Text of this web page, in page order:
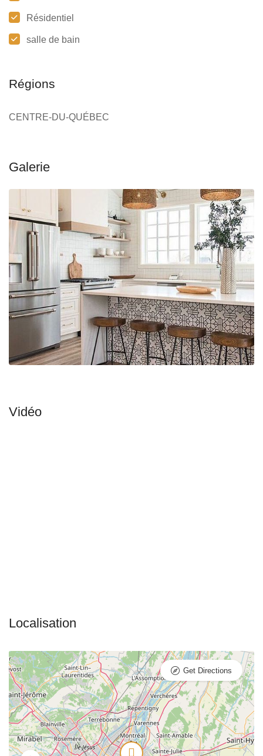
Résidentiel
salle de bain
Régions
CENTRE-DU-QUÉBEC
Get Directions